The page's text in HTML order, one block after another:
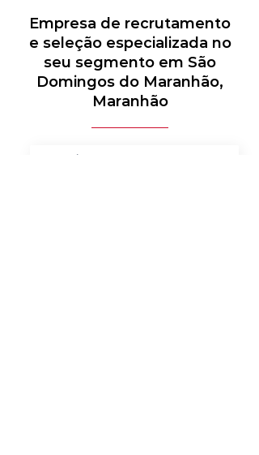
Empresa de recrutamento
e seleção especializada no
seu segmento em São
Domingos do Maranhão,
Maranhão